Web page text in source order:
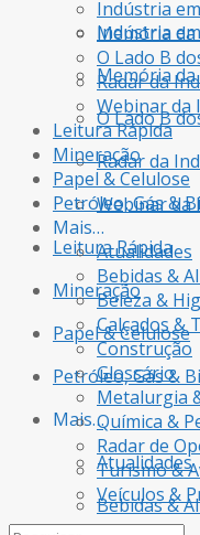
Indústria
Memória
O Lado B
Radar da
Webinar da
Leitura Rápida
Mineração
Papel & Celulose
Petróleo, Gás &
Mais…
Atualidades
Bebidas &
Indústria
Memória
O Lado B
Radar da
Webinar da
Leitura Rápida
Mineração
Papel & Celulose
Petróleo, Gás &
Mais…
Atualidades
Bebidas &
Beleza &
Calçados &
Construção
Glossário
Metalurgia
Química &
Radar de
Turismo &
Veículos &